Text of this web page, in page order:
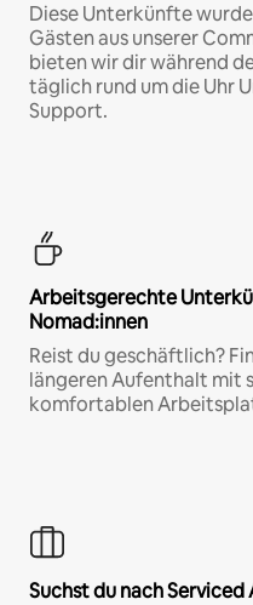
Diese Unterkünfte
Gästen aus unserer
bieten wir dir während
täglich rund um die Uhr
Support.
Arbeitsgerechte
Nomad:innen
Reist du geschäftlich?
längeren Aufenthalt mit
komfortablen
Suchst du nach